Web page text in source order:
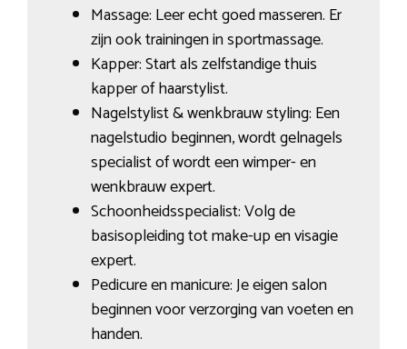
Massage: Leer echt goed masseren. Er
zijn ook trainingen in sportmassage.
Kapper: Start als zelfstandige thuis
kapper of haarstylist.
Nagelstylist & wenkbrauw styling: Een
nagelstudio beginnen, wordt gelnagels
specialist of wordt een wimper- en
wenkbrauw expert.
Schoonheidsspecialist: Volg de
basisopleiding tot make-up en visagie
expert.
Pedicure en manicure: Je eigen salon
beginnen voor verzorging van voeten en
handen.